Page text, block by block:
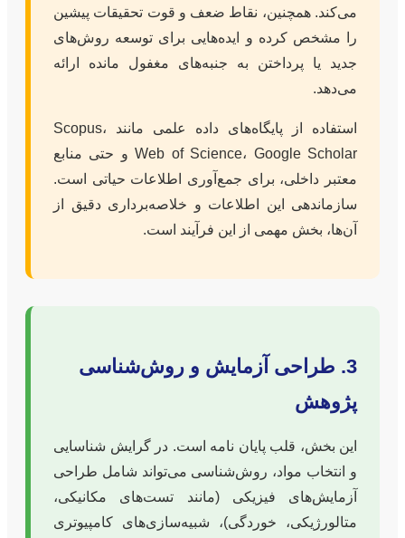
می‌کند. همچنین، نقاط ضعف و قوت تحقیقات پیشین
را مشخص کرده و ایده‌هایی برای توسعه روش‌های
جدید یا پرداختن به جنبه‌های مغفول مانده ارائه
می‌دهد.
استفاده از پایگاه‌های داده علمی مانند Scopus،
Web of Science، Google Scholar و حتی منابع
معتبر داخلی، برای جمع‌آوری اطلاعات حیاتی است.
سازماندهی این اطلاعات و خلاصه‌برداری دقیق از
آن‌ها، بخش مهمی از این فرآیند است.
3. طراحی آزمایش و روش‌شناسی
پژوهش
این بخش، قلب پایان نامه است. در گرایش شناسایی
و انتخاب مواد، روش‌شناسی می‌تواند شامل طراحی
آزمایش‌های فیزیکی (مانند تست‌های مکانیکی،
متالورژیکی، خوردگی)، شبیه‌سازی‌های کامپیوتری